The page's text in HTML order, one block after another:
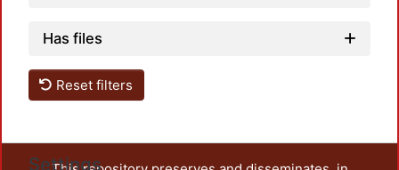
Has files
Reset filters
Settings